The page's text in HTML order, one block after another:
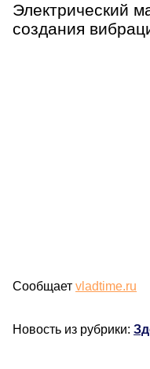
Электрический
создания
Сообщает vladtime.ru
Новость из рубрики: